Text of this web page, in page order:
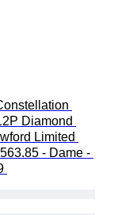
Diamond
Limited
- Dame -